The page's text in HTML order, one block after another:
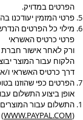
הפרטים במדויק.
פרטי המזמין
מילוי כל הפרטים
פרטי כרטיס האשראי
ורק לאחר אישור חברת
הלקוח עבור המוצר
דרך כרטיס האשראי ו/
הפרטים כפי שהוזנו
אופן ביצוע התשלום
התשלום עבור
(
WWW.PAYPAL.COM